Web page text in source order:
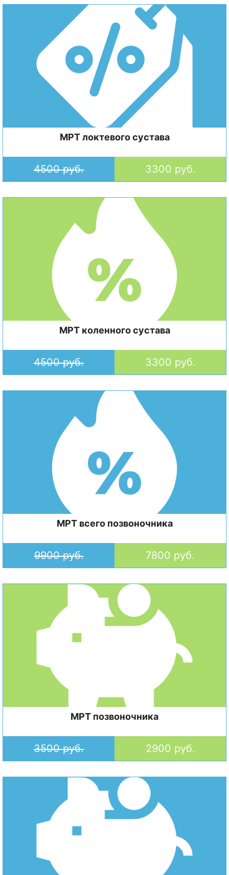
МРТ локтевого сустава
4500 руб. 3300 руб.
МРТ коленного сустава
4500 руб. 3300 руб.
МРТ всего позвоночника
9900 руб. 7800 руб.
МРТ позвоночника
3500 руб. 2900 руб.